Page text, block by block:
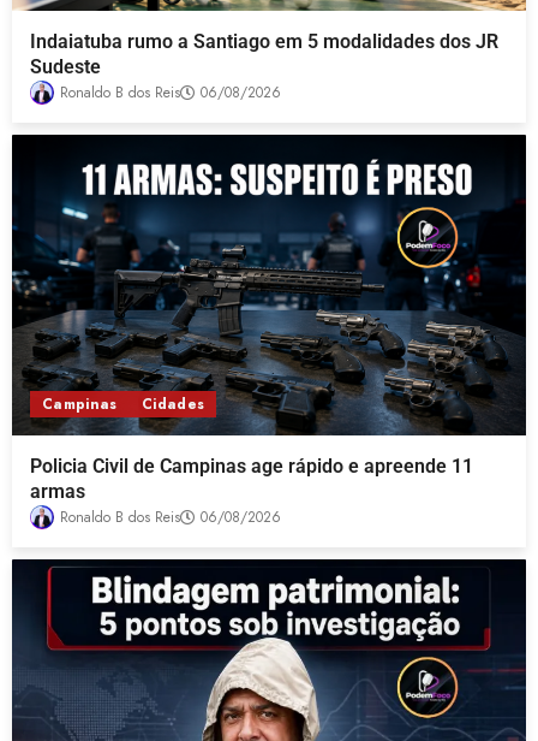
Indaiatuba rumo a Santiago em 5 modalidades dos JR
Sudeste
Ronaldo B dos Reis 06/08/2026
Campinas Cidades
Policia Civil de Campinas age rápido e apreende 11
armas
Ronaldo B dos Reis 06/08/2026